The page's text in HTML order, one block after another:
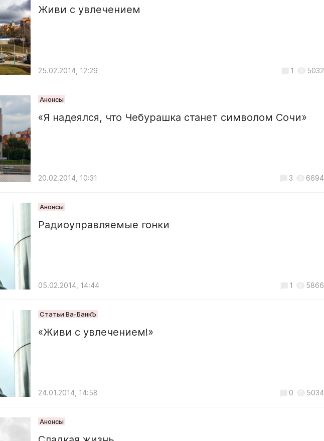
Живи с увлечением
25.02.2014, 12:29 1 5032
Анонсы
«Я надеялся, что Чебурашка станет символом Сочи»
20.02.2014, 10:31 3 6694
Анонсы
Радиоуправляемые гонки
05.02.2014, 14:44 1 5866
Статьи Ва-БанкЪ
«Живи с увлечением!»
24.01.2014, 14:58 0 5034
Анонсы